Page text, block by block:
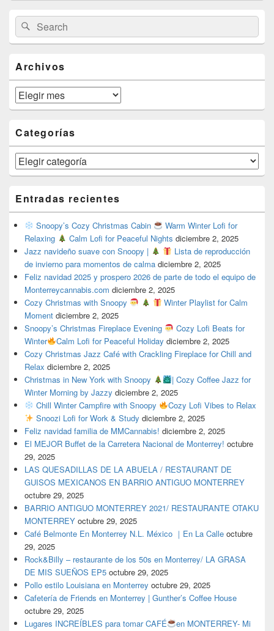
Primary
Sidebar
Widget
Area
Search
for:
Search
Archivos
Archivos
Categorías
Categorías
Entradas recientes
Snoopy’s Cozy Christmas Cabin
Warm Winter Lofi for
Relaxing
Calm Lofi for Peaceful Nights diciembre 2, 2025
Jazz navideño suave con Snoopy |
Lista de reproducción
de invierno para momentos de calma diciembre 2, 2025
Feliz navidad 2025 y prospero 2026 de parte de todo el equipo de
Monterreycannabis.com diciembre 2, 2025
Cozy Christmas with Snoopy
Winter Playlist for Calm
Moment diciembre 2, 2025
Snoopy’s Christmas Fireplace Evening
Cozy Lofi Beats for
Winter
Calm Lofi for Peaceful Holiday diciembre 2, 2025
Cozy Christmas Jazz Café with Crackling Fireplace for Chill and
Relax diciembre 2, 2025
Christmas in New York with Snoopy
| Cozy Coffee Jazz for
Winter Morning by Jazzy diciembre 2, 2025
Chill Winter Campfire with Snoopy
Cozy Lofi Vibes to Relax
Snoozi Lofi for Work & Study diciembre 2, 2025
Feliz navidad familia de MMCannabis! diciembre 2, 2025
El MEJOR Buffet de la Carretera Nacional de Monterrey! octubre
29, 2025
LAS QUESADILLAS DE LA ABUELA / RESTAURANT DE
GUISOS MEXICANOS EN BARRIO ANTIGUO MONTERREY
octubre 29, 2025
BARRIO ANTIGUO MONTERREY 2021/ RESTAURANTE OTAKU
MONTERREY octubre 29, 2025
Café Belmonte En Monterrey N.L. México ｜En La Calle octubre
29, 2025
Rock&Billy – restaurante de los 50s en Monterrey/ LA GRASA
DE MIS SUEÑOS EP5 octubre 29, 2025
Pollo estilo Louisiana en Monterrey octubre 29, 2025
Cafetería de Friends en Monterrey | Gunther’s Coffee House
octubre 29, 2025
Lugares INCREÍBLES para tomar CAFÉ
en MONTERREY- Mi